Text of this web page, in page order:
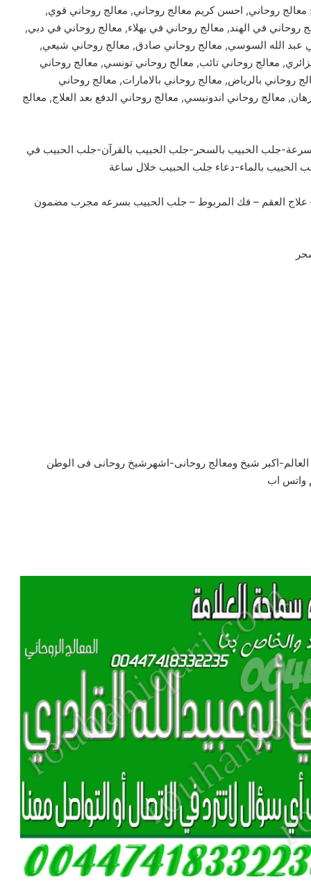
روحاني, احسن كريم معالج روحاني, معالج روحاني قوي,
في الهند, معالج روحاني في بهلاء, معالج روحاني في دبي,
عبد الله السوسي, معالج روحاني صادق, معالج روحاني شيعي,
معالج روحاني تائب, معالج روحاني تونسي, معالج روحاني
روحاني بالرياض, معالج روحاني بالامارات, معالج روحاني
معالج روحاني اندونيسي, معالج روحاني الدفع بعد العلاج, معالج
جلب الحبيب بالسحر-جلب الحبيب بالقرآن-جلب الحبيب في
الحبيب بالماء-دعاء جلب الحبيب خلال ساعة
علاج العقم – فك المربوط – جلب الحبيب بسرعه مجرب مضمون
العالم-اكبر شيخ ومعالج روحانى-اشهرشيخ روحانى فى الوطن
واتس اب